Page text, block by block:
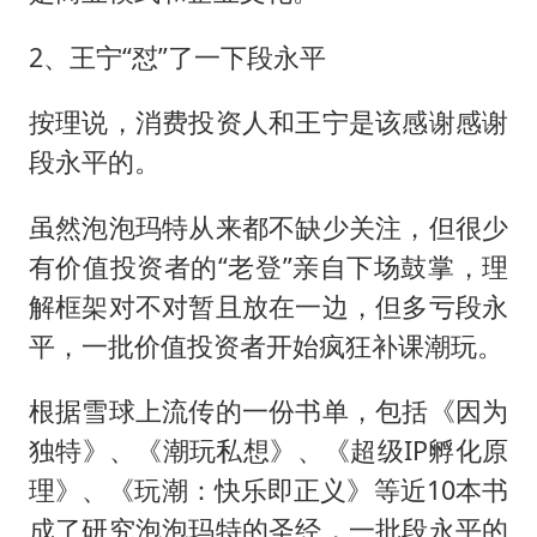
2、王宁“怼”了一下段永平
按理说，消费投资人和王宁是该感谢感谢
段永平的。
虽然泡泡玛特从来都不缺少关注，但很少
有价值投资者的“老登”亲自下场鼓掌，理
解框架对不对暂且放在一边，但多亏段永
平，一批价值投资者开始疯狂补课潮玩。
根据雪球上流传的一份书单，包括《因为
独特》、《潮玩私想》、《超级IP孵化原
理》、《玩潮：快乐即正义》等近10本书
成了研究泡泡玛特的圣经，一批段永平的